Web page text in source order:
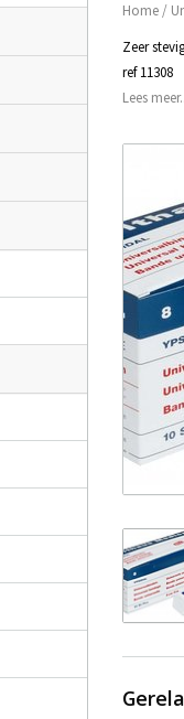
Home /
Zeer
ref 11308
Lees